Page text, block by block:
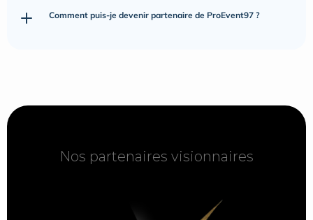
Comment puis-je devenir partenaire de ProEvent97 ?
Nos partenaires visionnaires
Nos partenaires visionnaires